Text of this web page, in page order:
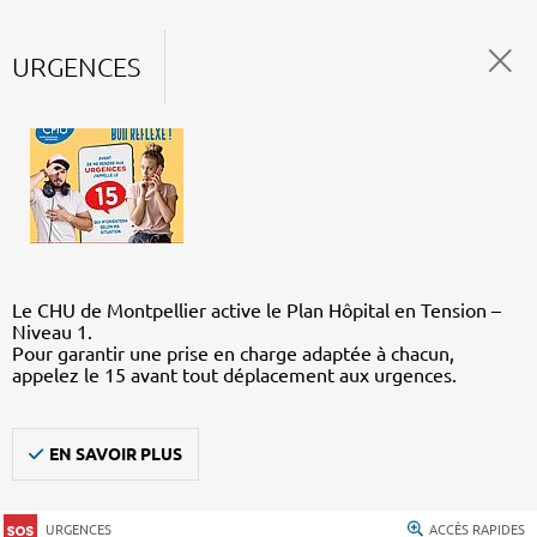
URGENCES
Le CHU de Montpellier active le Plan Hôpital en Tension –
Niveau 1.
Pour garantir une prise en charge adaptée à chacun,
appelez le 15 avant tout déplacement aux urgences.
EN SAVOIR PLUS
URGENCES ACCÈS RAPIDES